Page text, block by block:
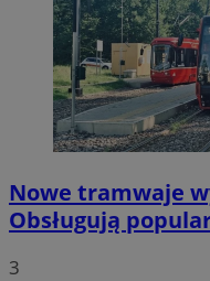
Nowe tramwaje
Obsługują
3